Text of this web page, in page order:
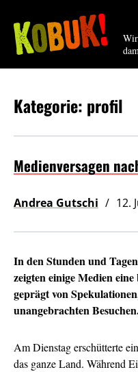
Kategorie: profil
Medienversagen
Andrea Gutschi 12.
In den Stunden und
zeigten einige Medien
geprägt von
unangebrachten
Am Dienstag erschütterte
das ganze Land. Während